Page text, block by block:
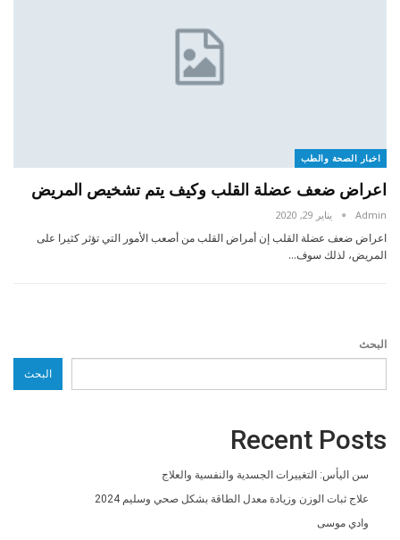
اخبار الصحة والطب
اعراض ضعف عضلة القلب وكيف يتم تشخيص المريض
Admin يناير 29, 2020
اعراض ضعف عضلة القلب إن أمراض القلب من أصعب الأمور التي تؤثر كثيرا على
المريض، لذلك سوف…
البحث
البحث
Recent Posts
سن اليأس: التغييرات الجسدية والنفسية والعلاج
علاج ثبات الوزن وزيادة معدل الطاقة بشكل صحي وسليم 2024
وادي موسى